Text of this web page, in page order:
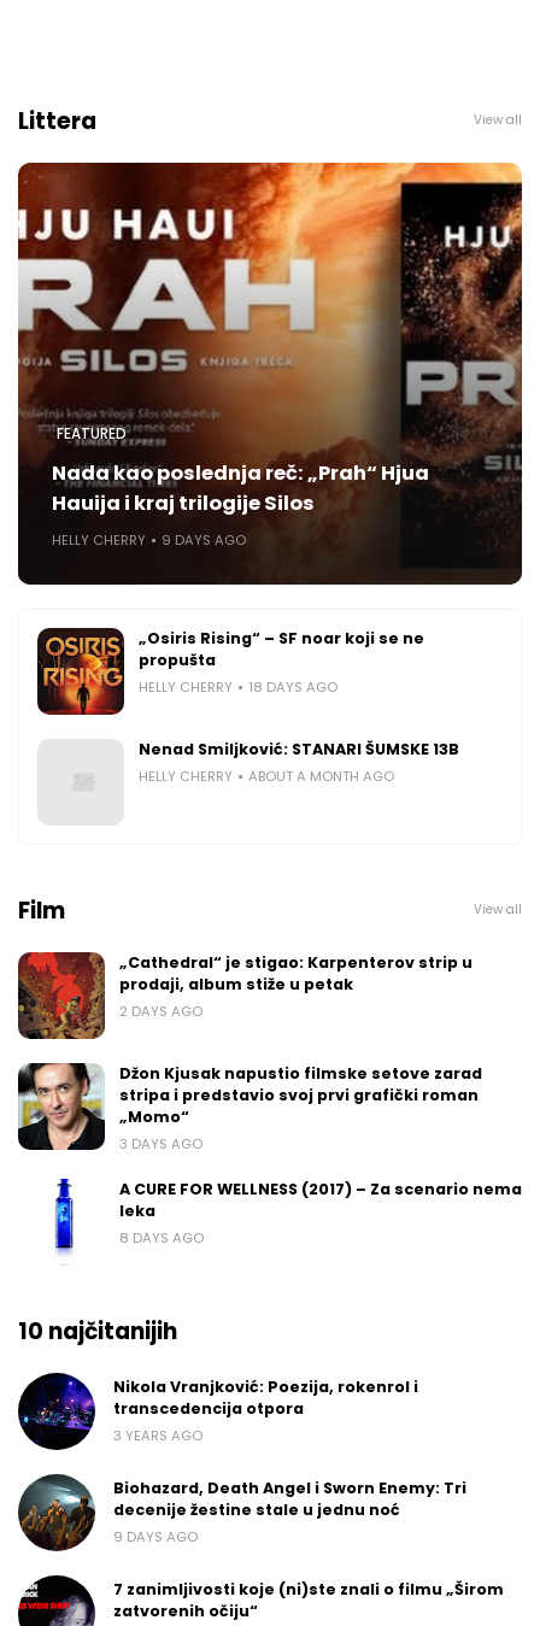
Littera View all
FEATURED
Nada kao poslednja reč: „Prah“ Hjua
Hauija i kraj trilogije Silos
HELLY CHERRY 9 DAYS AGO
„Osiris Rising“ – SF noar koji se ne
propušta
HELLY CHERRY 18 DAYS AGO
Nenad Smiljković: STANARI ŠUMSKE 13B
HELLY CHERRY ABOUT A MONTH AGO
Film View all
„Cathedral“ je stigao: Karpenterov strip u
prodaji, album stiže u petak
2 DAYS AGO
Džon Kjusak napustio filmske setove zarad
stripa i predstavio svoj prvi grafički roman
„Momo“
3 DAYS AGO
A CURE FOR WELLNESS (2017) – Za scenario nema
leka
8 DAYS AGO
10 najčitanijih
Nikola Vranjković: Poezija, rokenrol i
transcedencija otpora
3 YEARS AGO
Biohazard, Death Angel i Sworn Enemy: Tri
decenije žestine stale u jednu noć
9 DAYS AGO
7 zanimljivosti koje (ni)ste znali o filmu „Širom
zatvorenih očiju“